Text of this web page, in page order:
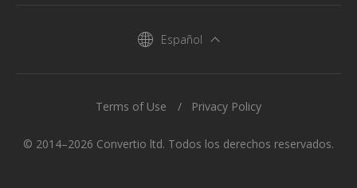
Español
© 2014–2026 Convertio ltd. Todos los derechos reservados.
Terms of Use Privacy Policy